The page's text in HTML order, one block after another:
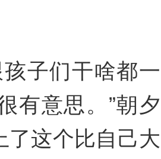
子们干啥都一
有意思。”朝夕
了这个比自己大